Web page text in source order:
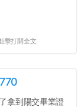
擊打開全文
拿到陽交畢業證